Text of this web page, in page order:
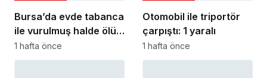
Bursa’da evde tabanca
ile vurulmuş halde ölü
bulundu
1 hafta önce
Otomobil ile triportör
çarpıştı: 1 yaralı
1 hafta önce